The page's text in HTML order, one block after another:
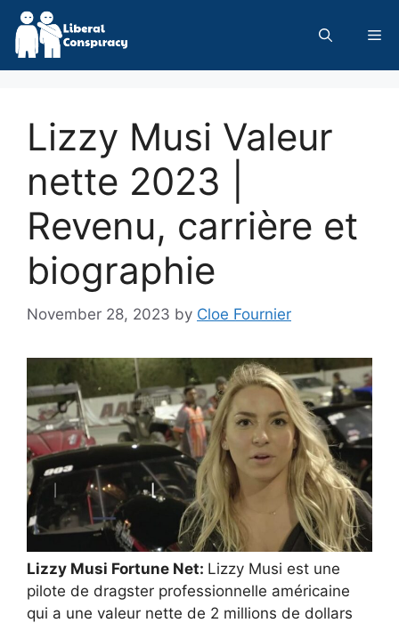
Skip
content
Lizzy Musi Valeur
nette 2023 |
Revenu, carrière et
biographie
November 28, 2023 by Cloe Fournier
Lizzy Musi Fortune Net: Lizzy Musi est une
pilote de dragster professionnelle américaine
qui a une valeur nette de 2 millions de dollars